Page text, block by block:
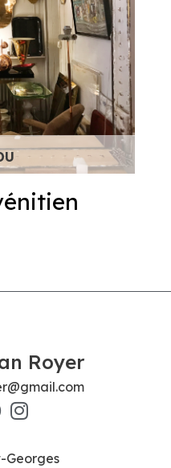
Royer
Georges